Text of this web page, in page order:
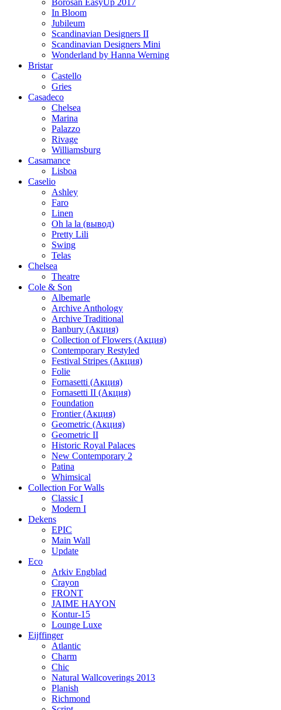
Borosan EasyUp 2017
In Bloom
Jubileum
Scandinavian Designers II
Scandinavian Designers Mini
Wonderland by Hanna Werning
Bristar
Castello
Gries
Casadeco
Chelsea
Marina
Palazzo
Rivage
Williamsburg
Casamance
Lisboa
Caselio
Ashley
Faro
Linen
Oh la la (вывод)
Pretty Lili
Swing
Telas
Chelsea
Theatre
Cole & Son
Albemarle
Archive Anthology
Archive Traditional
Banbury (Акция)
Collection of Flowers (Акция)
Contemporary Restyled
Festival Stripes (Акция)
Folie
Fornasetti (Акция)
Fornasetti II (Акция)
Foundation
Frontier (Акция)
Geometric (Акция)
Geometric II
Historic Royal Palaces
New Contemporary 2
Patina
Whimsical
Collection For Walls
Classic I
Modern I
Dekens
EPIC
Main Wall
Update
Eco
Arkiv Engblad
Crayon
FRONT
JAIME HAYON
Kontur-15
Lounge Luxe
Eijffinger
Atlantic
Charm
Chic
Natural Wallcoverings 2013
Planish
Richmond